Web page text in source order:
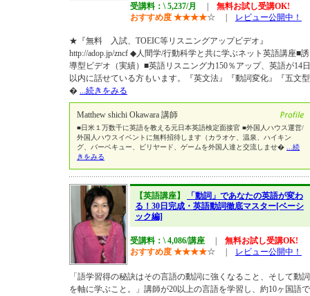
受講料：\ 5,237/月
無料お試し受講OK!
おすすめ度 ★★★★☆ レビュー公開中！
★『無料 入試、TOEIC等リスニングアップビデオ』
http://adop.jp/zncf ◆人間学/行動科学と共に学ぶネット英語講座■誘
導型ビデオ（実績）■英語リスニング力150％アップ、英語が14日
以内に話せている方もいます。『英文法』『動詞変化』『五文型
� ...続きをみる
Matthew shichi Okawara 講師
■日米１万数千に英語を教える元日本英語検定面接官 ■外国人ハウス運営/
外国人ハウスイベントに無料招待します（カラオケ、温泉、ハイキン
グ、バーベキュー、ビリヤード、ゲームを外国人達と交流しませ�
...続
きをみる
【英語講座】
「動詞」であなたの英語が変わ
る！30日完成・英語動詞徹底マスター[ベーシ
ック編]
受講料：\ 4,086/講座
無料お試し受講OK!
おすすめ度 ★★★★☆ レビュー公開中！
「語学習得の秘訣はその言語の動詞に強くなること、そして動詞
を軸に学ぶこと。」講師が20以上の言語を学習し、約10ヶ国語で